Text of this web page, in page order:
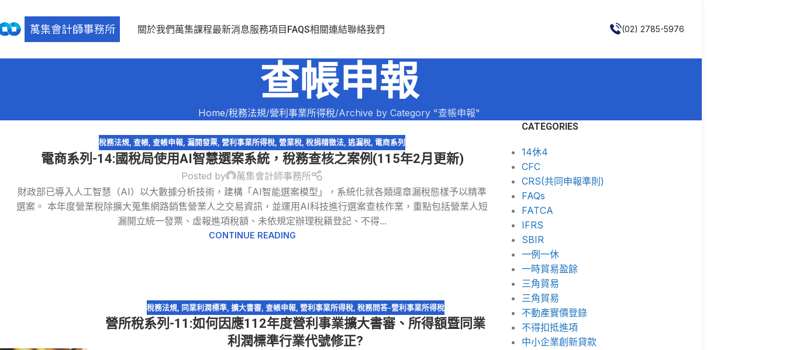
關於我們萬集課程最新消息服務項目 FAQS相關連結聯絡我們 (02) 2785-5976
查帳申報
Home 稅務法規 營利事業所得稅 Archive by Category "查帳申報"
17
3 月
稅務法規,查帳,查帳申報,漏開發票,營利事業所得稅,營業稅,稅捐稽徵法,逃漏稅, 電商系列
電商系列-14:國稅局使用AI智慧選案系統，稅務查核之案例(115年2月更新)
Posted by
萬集會計師事務所
財政部已導入人工智慧（AI）以大數據分析技術，建構「AI智能選案模型」，系統化就各類違章漏稅態樣予以精準
選案。 本年度營業稅除擴大蒐集網路銷售營業人之交易資訊，並運用AI科技進行選案查核作業，重點包括營業人短
漏開立統一發票、虛報進項稅額、未依規定辦理稅籍登記、不得...
CONTINUE READING
稅務法規, 同業利潤標準, 擴大書審, 查帳申報, 營利事業所得稅, 稅務問答-營利事業所得稅
營所稅系列-11:如何因應112年度營利事業擴大書審、所得額暨同業
利潤標準行業代號修正?
CATEGORIES
14休4
CFC
CRS(共同申報準則)
FAQs
FATCA
IFRS
SBIR
一例一休
一時貿易盈餘
三角貿易
三角貿易
不動產實價登錄
不得扣抵進項
中小企業創新貸款